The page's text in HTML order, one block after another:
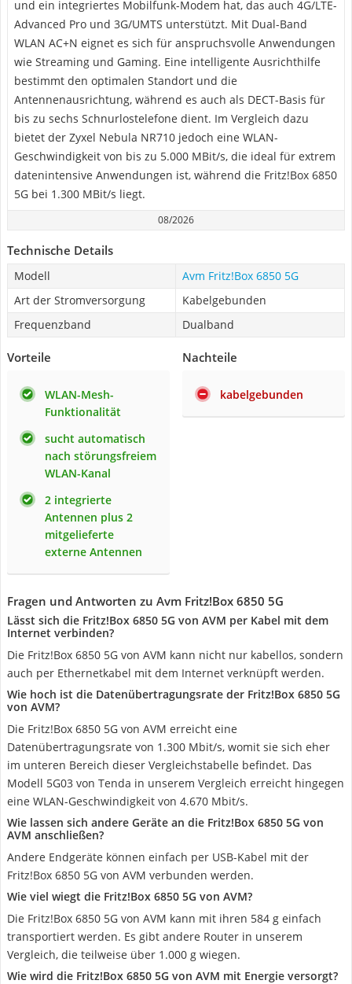
und ein integriertes Mobilfunk-Modem hat, das auch 4G/LTE-
Advanced Pro und 3G/UMTS unterstützt. Mit Dual-Band
WLAN AC+N eignet es sich für anspruchsvolle Anwendungen
wie Streaming und Gaming. Eine intelligente Ausrichthilfe
bestimmt den optimalen Standort und die
Antennenausrichtung, während es auch als DECT-Basis für
bis zu sechs Schnurlostelefone dient. Im Vergleich dazu
bietet der Zyxel Nebula NR710 jedoch eine WLAN-
Geschwindigkeit von bis zu 5.000 MBit/s, die ideal für extrem
datenintensive Anwendungen ist, während die Fritz!Box 6850
5G bei 1.300 MBit/s liegt.
08/2026
Technische Details
Modell
Avm Fritz!Box 6850 5G
Art der Stromversorgung
Kabelgebunden
Frequenzband
Dualband
Vorteile
WLAN-Mesh-
Funktionalität
sucht automatisch
nach störungsfreiem
WLAN-Kanal
2 integrierte
Antennen plus 2
mitgelieferte
externe Antennen
Nachteile
kabelgebunden
Fragen und Antworten zu Avm Fritz!Box 6850 5G
Lässt sich die Fritz!Box 6850 5G von AVM per Kabel mit dem
Internet verbinden?
Die Fritz!Box 6850 5G von AVM kann nicht nur kabellos, sondern
auch per Ethernetkabel mit dem Internet verknüpft werden.
Wie hoch ist die Datenübertragungsrate der Fritz!Box 6850 5G
von AVM?
Die Fritz!Box 6850 5G von AVM erreicht eine
Datenübertragungsrate von 1.300 Mbit/s, womit sie sich eher
im unteren Bereich dieser Vergleichstabelle befindet. Das
Modell 5G03 von Tenda in unserem Vergleich erreicht hingegen
eine WLAN-Geschwindigkeit von 4.670 Mbit/s.
Wie lassen sich andere Geräte an die Fritz!Box 6850 5G von
AVM anschließen?
Andere Endgeräte können einfach per USB-Kabel mit der
Fritz!Box 6850 5G von AVM verbunden werden.
Wie viel wiegt die Fritz!Box 6850 5G von AVM?
Die Fritz!Box 6850 5G von AVM kann mit ihren 584 g einfach
transportiert werden. Es gibt andere Router in unserem
Vergleich, die teilweise über 1.000 g wiegen.
Wie wird die Fritz!Box 6850 5G von AVM mit Energie versorgt?